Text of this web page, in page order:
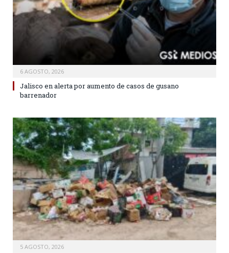
6 AGOSTO, 2026
Jalisco en alerta por aumento de casos de gusano
barrenador
5 AGOSTO, 2026